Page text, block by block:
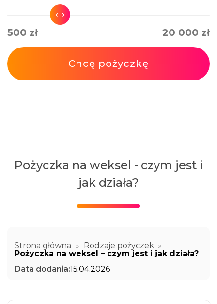
500 zł 20 000 zł
Chcę pożyczkę
Pożyczka na weksel - czym jest i
jak działa?
Strona główna » Rodzaje pożyczek »
Pożyczka na weksel – czym jest i jak działa?
Data dodania:15.04.2026